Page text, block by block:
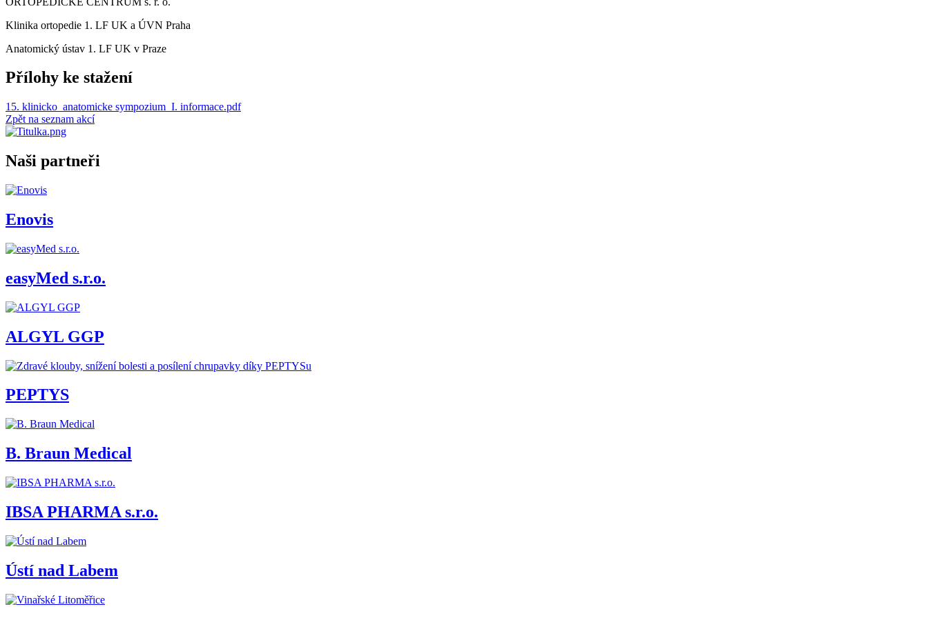
Klinika ortopedie 1. LF UK a ÚVN Praha
Anatomický ústav 1. LF UK v Praze
Přílohy ke stažení
15. klinicko_anatomicke sympozium_I. informace.pdf
Zpět na seznam akcí
Naši partneři
Enovis
easyMed s.r.o.
ALGYL GGP
PEPTYS
B. Braun Medical
IBSA PHARMA s.r.o.
Ústí nad Labem